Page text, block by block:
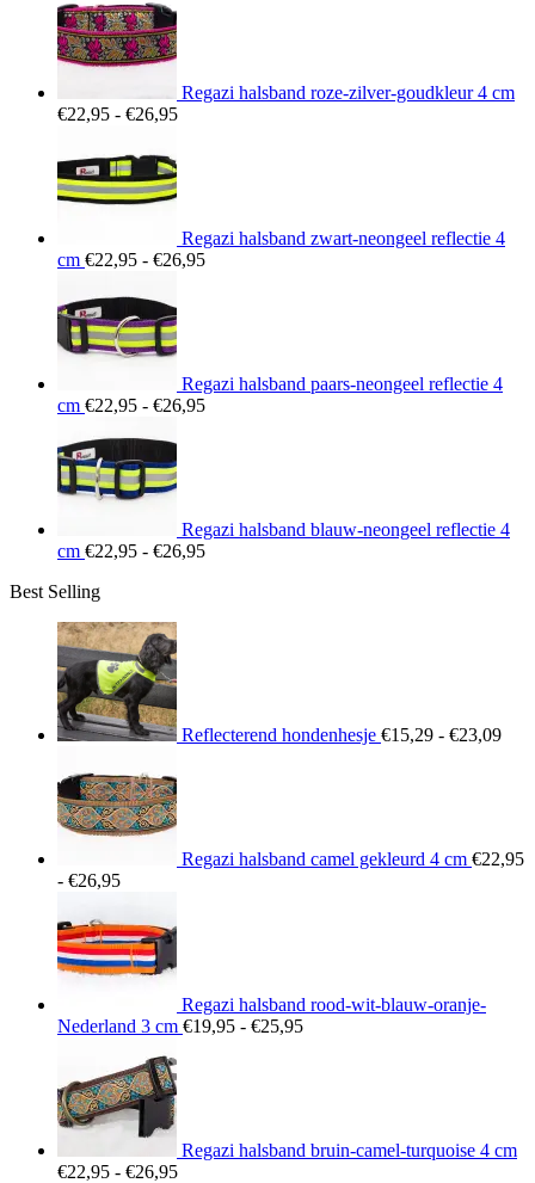
Regazi halsband roze-zilver-goudkleur 4 cm
€22,95 - €26,95Prijsklasse:
Regazi halsband zwart-neongeel reflectie 4
cm €22,95 - €26,95Prijsklasse:
Regazi halsband paars-neongeel reflectie 4
cm €22,95 - €26,95Prijsklasse:
Regazi halsband blauw-neongeel reflectie 4
cm €22,95 - €26,95Prijsklasse:
Best Selling
Reflecterend hondenhesje €15,29 - €23,09
Regazi halsband camel gekleurd 4 cm €22,95
- €26,95Prijsklasse:
tot
€26,95
Regazi halsband rood-wit-blauw-oranje-
Nederland 3 cm €19,95 - €25,95Prijsklasse:
Regazi halsband bruin-camel-turquoise 4 cm
€22,95 - €26,95Prijsklasse: